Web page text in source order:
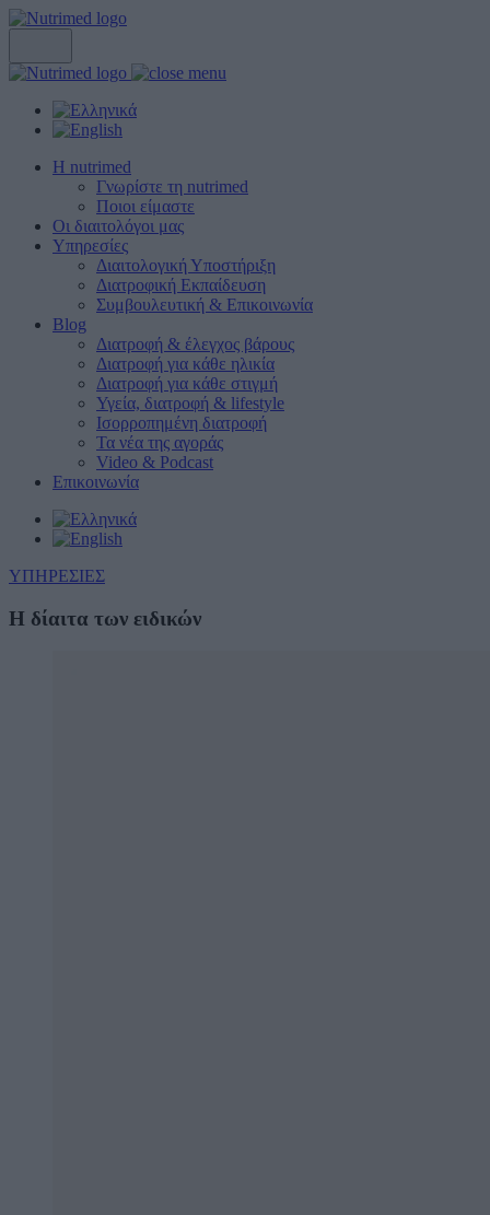
Η nutrimed
Γνωρίστε τη nutrimed
Ποιοι είμαστε
Οι διαιτολόγοι μας
Υπηρεσίες
Διαιτολογική Υποστήριξη
Διατροφική Εκπαίδευση
Συμβουλευτική & Επικοινωνία
Blog
Διατροφή & έλεγχος βάρους
Διατροφή για κάθε ηλικία
Διατροφή για κάθε στιγμή
Υγεία, διατροφή & lifestyle
Ισορροπημένη διατροφή
Τα νέα της αγοράς
Video & Podcast
Επικοινωνία
ΥΠΗΡΕΣΙΕΣ
Η δίαιτα των ειδικών